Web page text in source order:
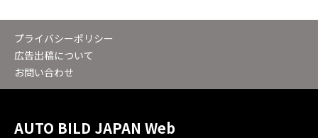
プライバシーポリシー
広告出稿について
お問い合わせ
AUTO BILD JAPAN Web